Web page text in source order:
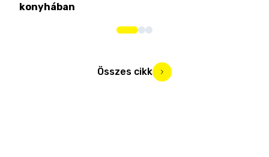
konyhában
Összes cikk